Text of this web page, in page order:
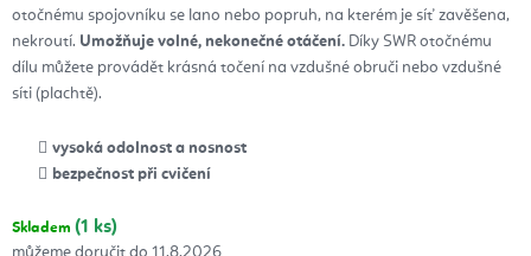
otočnému spojovníku se lano nebo popruh, na kterém je síť zavěšena,
nekroutí. Umožňuje volné, nekonečné otáčení. Díky SWR otočnému
dílu můžete provádět krásná točení na vzdušné obruči nebo vzdušné
síti (plachtě).
vysoká odolnost a nosnost
bezpečnost při cvičení
Skladem (1 ks)